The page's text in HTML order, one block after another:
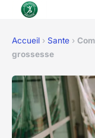
Accueil › Sante ›
grossesse